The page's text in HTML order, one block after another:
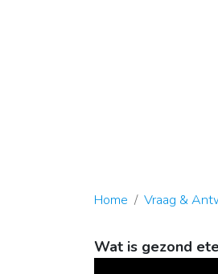
Home Vraag &
Wat is gezond